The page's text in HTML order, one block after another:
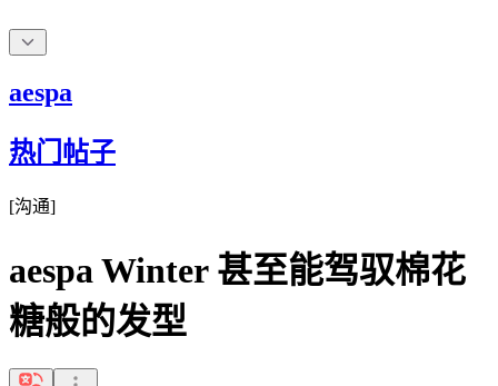
aespa
热门帖子
[沟通]
aespa Winter 甚至能驾驭棉花
糖般的发型